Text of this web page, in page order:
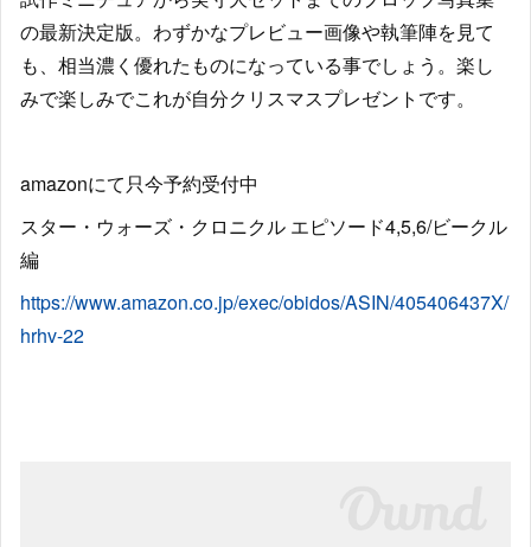
の最新決定版。わずかなプレビュー画像や執筆陣を見て
も、相当濃く優れたものになっている事でしょう。楽し
みで楽しみでこれが自分クリスマスプレゼントです。
amazonにて只今予約受付中
スター・ウォーズ・クロニクル エピソード4,5,6/ビークル
編
https://www.amazon.co.jp/exec/obidos/ASIN/405406437X/
hrhv-22